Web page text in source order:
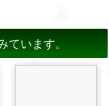
ています。